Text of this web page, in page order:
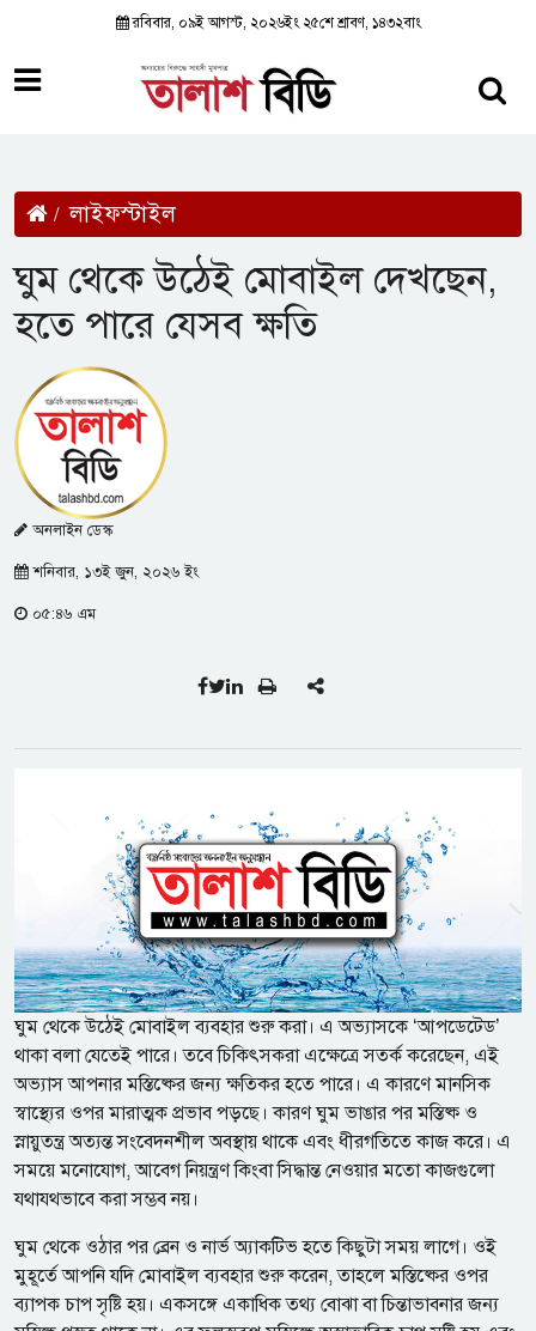
রবিবার, ০৯ই আগস্ট, ২০২৬ইং ২৫শে শ্রাবণ, ১৪৩২বাং
লাইফস্টাইল
ঘুম থেকে উঠেই মোবাইল দেখছেন,
হতে পারে যেসব ক্ষতি
অনলাইন ডেস্ক
শনিবার, ১৩ই জুন, ২০২৬ ইং
০৫:৪৬ এম
ঘুম থেকে উঠেই মোবাইল ব্যবহার শুরু করা। এ অভ্যাসকে ‘আপডেটেড’
থাকা বলা যেতেই পারে। তবে চিকিৎসকরা এক্ষেত্রে সতর্ক করেছেন, এই
অভ্যাস আপনার মস্তিষ্কের জন্য ক্ষতিকর হতে পারে। এ কারণে মানসিক
স্বাস্থ্যের ওপর মারাত্মক প্রভাব পড়ছে। কারণ ঘুম ভাঙার পর মস্তিষ্ক ও
স্নায়ুতন্ত্র অত্যন্ত সংবেদনশীল অবস্থায় থাকে এবং ধীরগতিতে কাজ করে। এ
সময়ে মনোযোগ, আবেগ নিয়ন্ত্রণ কিংবা সিদ্ধান্ত নেওয়ার মতো কাজগুলো
যথাযথভাবে করা সম্ভব নয়।
ঘুম থেকে ওঠার পর ব্রেন ও নার্ভ অ্যাকটিভ হতে কিছুটা সময় লাগে। ওই
মুহূর্তে আপনি যদি মোবাইল ব্যবহার শুরু করেন, তাহলে মস্তিষ্কের ওপর
ব্যাপক চাপ সৃষ্টি হয়। একসঙ্গে একাধিক তথ্য বোঝা বা চিন্তাভাবনার জন্য